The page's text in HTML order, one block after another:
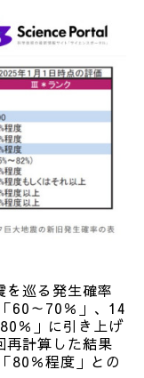
を巡る発生確率
60～70％」、14
％」に引き上げ
再計算した結果
80％程度」との